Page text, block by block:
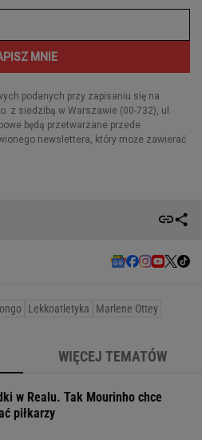
Lekkoatletyka Marlene Ottey
WIĘCEJ TEMATÓW
w Realu. Tak Mourinho chce
piłkarzy